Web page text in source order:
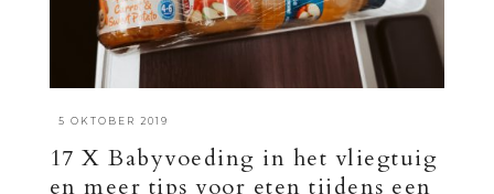
5 OKTOBER 2019
17 X Babyvoeding in het vliegtuig
en meer tips voor eten tijdens een